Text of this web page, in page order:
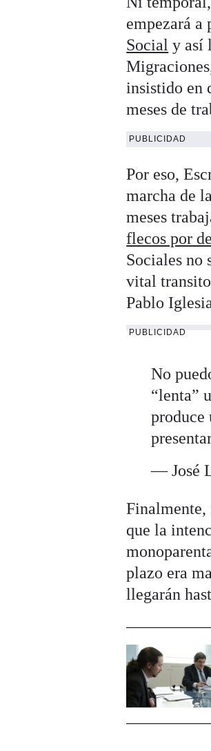
empezará a
Social y así
insistido en
meses de
PUBLICIDAD
Por eso,
marcha de
meses
flecos por
Sociales no
vital
Pablo
PUBLICIDAD
No
“lenta”
produce
— José
Finalmente,
que la
plazo era
llegarán